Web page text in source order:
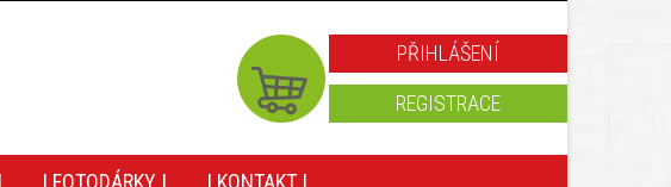
PŘIHLÁŠENÍ
REGISTRACE
| FOTODÁRKY | | KONTAKT |